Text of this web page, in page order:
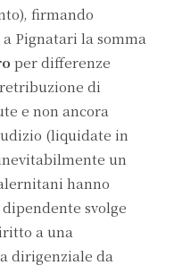
firmando
Pignatari la somma
per differenze
di
e non ancora
(liquidate in
un
hanno
svolge
a una
dirigenziale da